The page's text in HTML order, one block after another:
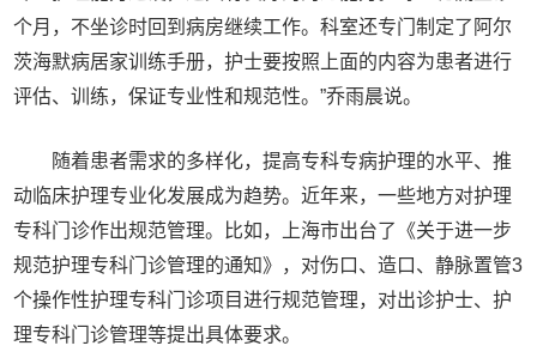
个月，不坐诊时回到病房继续工作。科室还专门制定了阿尔
茨海默病居家训练手册，护士要按照上面的内容为患者进行
评估、训练，保证专业性和规范性。”乔雨晨说。
随着患者需求的多样化，提高专科专病护理的水平、推
动临床护理专业化发展成为趋势。近年来，一些地方对护理
专科门诊作出规范管理。比如，上海市出台了《关于进一步
规范护理专科门诊管理的通知》，对伤口、造口、静脉置管3
个操作性护理专科门诊项目进行规范管理，对出诊护士、护
理专科门诊管理等提出具体要求。